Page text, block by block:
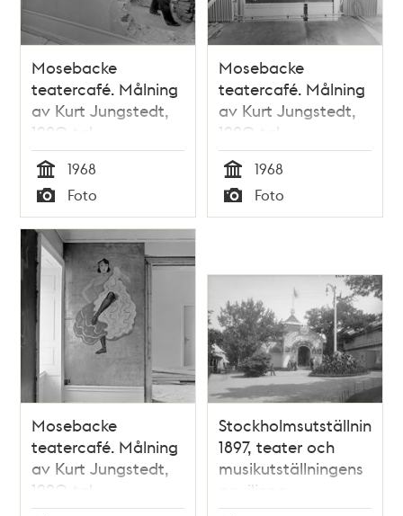
Mosebacke
teatercafé. Målning
av Kurt Jungstedt,
1920-tal
Tid
1968
Typ
Foto
Mosebacke
teatercafé. Målning
av Kurt Jungstedt,
1920-tal
Tid
1968
Typ
Foto
Mosebacke
teatercafé. Målning
av Kurt Jungstedt,
1920-tal
Stockholmsutställningen
1897, teater och
musikutställningens
paviljong